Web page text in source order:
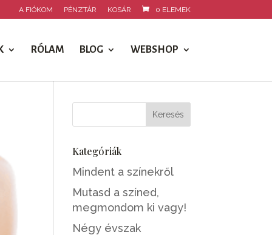
A FIÓKOM PÉNZTÁR KOSÁR 0 ELEMEK
RÓLAM BLOG WEBSHOP
Kategóriák
Mindent a színekről
Mutasd a színed,
megmondom ki vagy!
Négy évszak